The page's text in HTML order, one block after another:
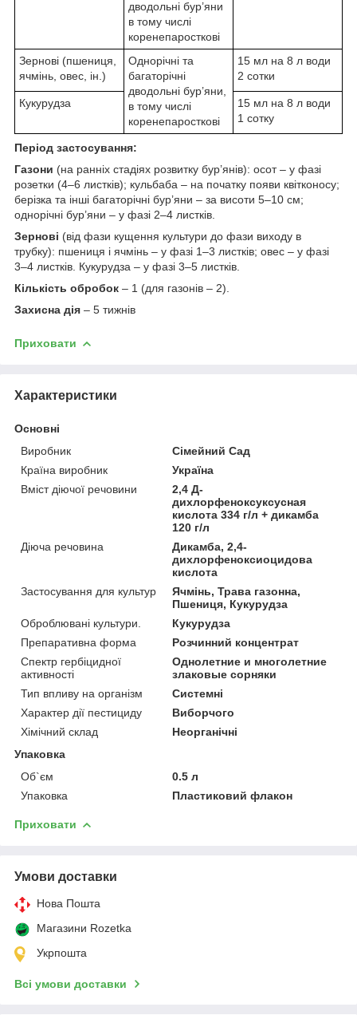
дводольні бур’яни
в тому числі
коренепаросткові
Зернові (пшениця,
ячмінь, овес, ін.)
Однорічні та
багаторічні
дводольні бур’яни,
в тому числі
коренепаросткові
15 мл на 8 л води
2 сотки
Кукурудза
15 мл на 8 л води
1 сотку
Період застосування:
Газони (на ранніх стадіях розвитку бур’янів): осот – у фазі
розетки (4–6 листків); кульбаба – на початку появи квітконосу;
берізка та інші багаторічні бур’яни – за висоти 5–10 см;
однорічні бур’яни – у фазі 2–4 листків.
Зернові (від фази кущення культури до фази виходу в
трубку): пшениця і ячмінь – у фазі 1–3 листків; овес – у фазі
3–4 листків. Кукурудза – у фазі 3–5 листків.
Кількість обробок – 1 (для газонів – 2).
Захисна дія – 5 тижнів
Приховати
Характеристики
Основні
Виробник
Сімейний Сад
Країна виробник
Україна
Вміст діючої речовини
2,4 Д-
дихлорфеноксуксусная
кислота 334 г/л + дикамба
120 г/л
Діюча речовина
Дикамба, 2,4-
дихлорфеноксиоцидова
кислота
Застосування для культур
Ячмінь, Трава газонна,
Пшениця, Кукурудза
Оброблювані культури.
Кукурудза
Препаративна форма
Розчинний концентрат
Спектр гербіцидної
активності
Однолетние и многолетние
злаковые сорняки
Тип впливу на організм
Системні
Характер дії пестициду
Виборчого
Хімічний склад
Неорганічні
Упаковка
Об`єм
0.5 л
Упаковка
Пластиковий флакон
Приховати
Умови доставки
Нова Пошта
Магазини Rozetka
Укрпошта
Всі умови доставки